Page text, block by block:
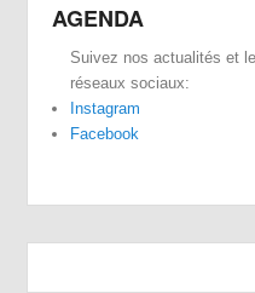
AGENDA
Suivez nos actualités et
réseaux sociaux:
Instagram
Facebook